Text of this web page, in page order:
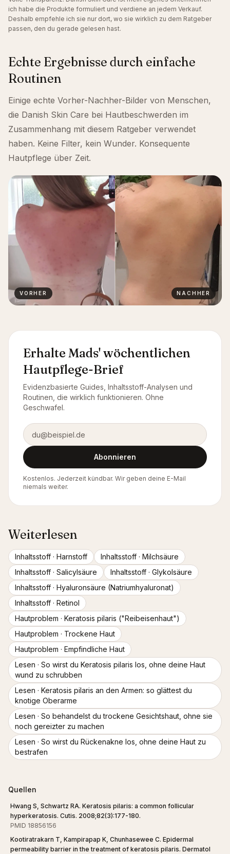
ich habe die Produkte formuliert und verdiene an jedem Verkauf.
Deshalb empfehle ich sie nur dort, wo sie wirklich zu dem Ratgeber
passen, den du gerade gelesen hast.
Echte Ergebnisse durch einfache
Routinen
Einige echte Vorher-Nachher-Bilder von Menschen,
die Danish Skin Care bei Hautbeschwerden im
Zusammenhang mit diesem Ratgeber verwendet
haben. Keine Filter, kein Wunder. Konsequente
Hautpflege über Zeit.
VORHER NACHHER
Erhalte Mads' wöchentlichen
Hautpflege-Brief
Evidenzbasierte Guides, Inhaltsstoff-Analysen und
Routinen, die wirklich funktionieren. Ohne
Geschwafel.
E-Mail-Adresse
Abonnieren
Kostenlos. Jederzeit kündbar. Wir geben deine E-Mail
niemals weiter.
Weiterlesen
Inhaltsstoff · Harnstoff Inhaltsstoff · Milchsäure
Inhaltsstoff · Salicylsäure Inhaltsstoff · Glykolsäure
Inhaltsstoff · Hyaluronsäure (Natriumhyaluronat)
Inhaltsstoff · Retinol
Hautproblem · Keratosis pilaris ("Reibeisenhaut")
Hautproblem · Trockene Haut
Hautproblem · Empfindliche Haut
Lesen · So wirst du Keratosis pilaris los, ohne deine Haut
wund zu schrubben
Lesen · Keratosis pilaris an den Armen: so glättest du
knotige Oberarme
Lesen · So behandelst du trockene Gesichtshaut, ohne sie
noch gereizter zu machen
Lesen · So wirst du Rückenakne los, ohne deine Haut zu
bestrafen
Quellen
Hwang S, Schwartz RA. Keratosis pilaris: a common follicular
hyperkeratosis. Cutis. 2008;82(3):177-180.
PMID 18856156
Kootiratrakarn T, Kampirapap K, Chunhasewee C. Epidermal
permeability barrier in the treatment of keratosis pilaris. Dermatol